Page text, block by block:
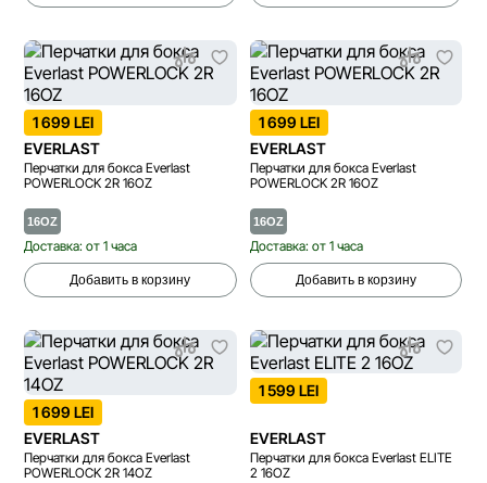
1 699 LEI
EVERLAST
Перчатки для бокса Everlast
POWERLOCK 2R 16OZ
16OZ
Доставка: от 1 часа
Добавить в корзину
1 699 LEI
EVERLAST
Перчатки для бокса Everlast
POWERLOCK 2R 16OZ
16OZ
Доставка: от 1 часа
Добавить в корзину
1 699 LEI
EVERLAST
Перчатки для бокса Everlast
POWERLOCK 2R 14OZ
1 599 LEI
EVERLAST
Перчатки для бокса Everlast ELITE
2 16OZ